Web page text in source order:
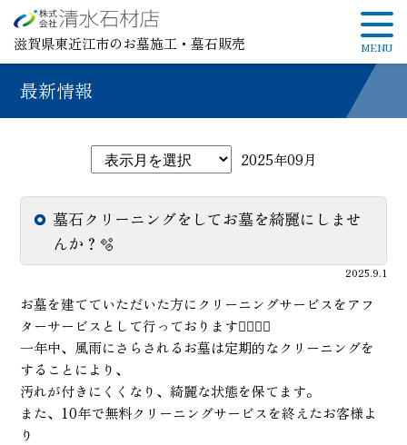
滋賀県東近江市のお墓施工・墓石販売
最新情報
2025年09月
墓石クリーニングをしてお墓を綺麗にしませ
んか？🫧
2025.9.1
お墓を建てていただいた方にクリーニングサービスをアフ
ターサービスとして行っております💁🏻‍♀️✨
一年中、風雨にさらされるお墓は定期的なクリーニングを
することにより、
汚れが付きにくくなり、綺麗な状態を保てます。
また、10年で無料クリーニングサービスを終えたお客様よ
り